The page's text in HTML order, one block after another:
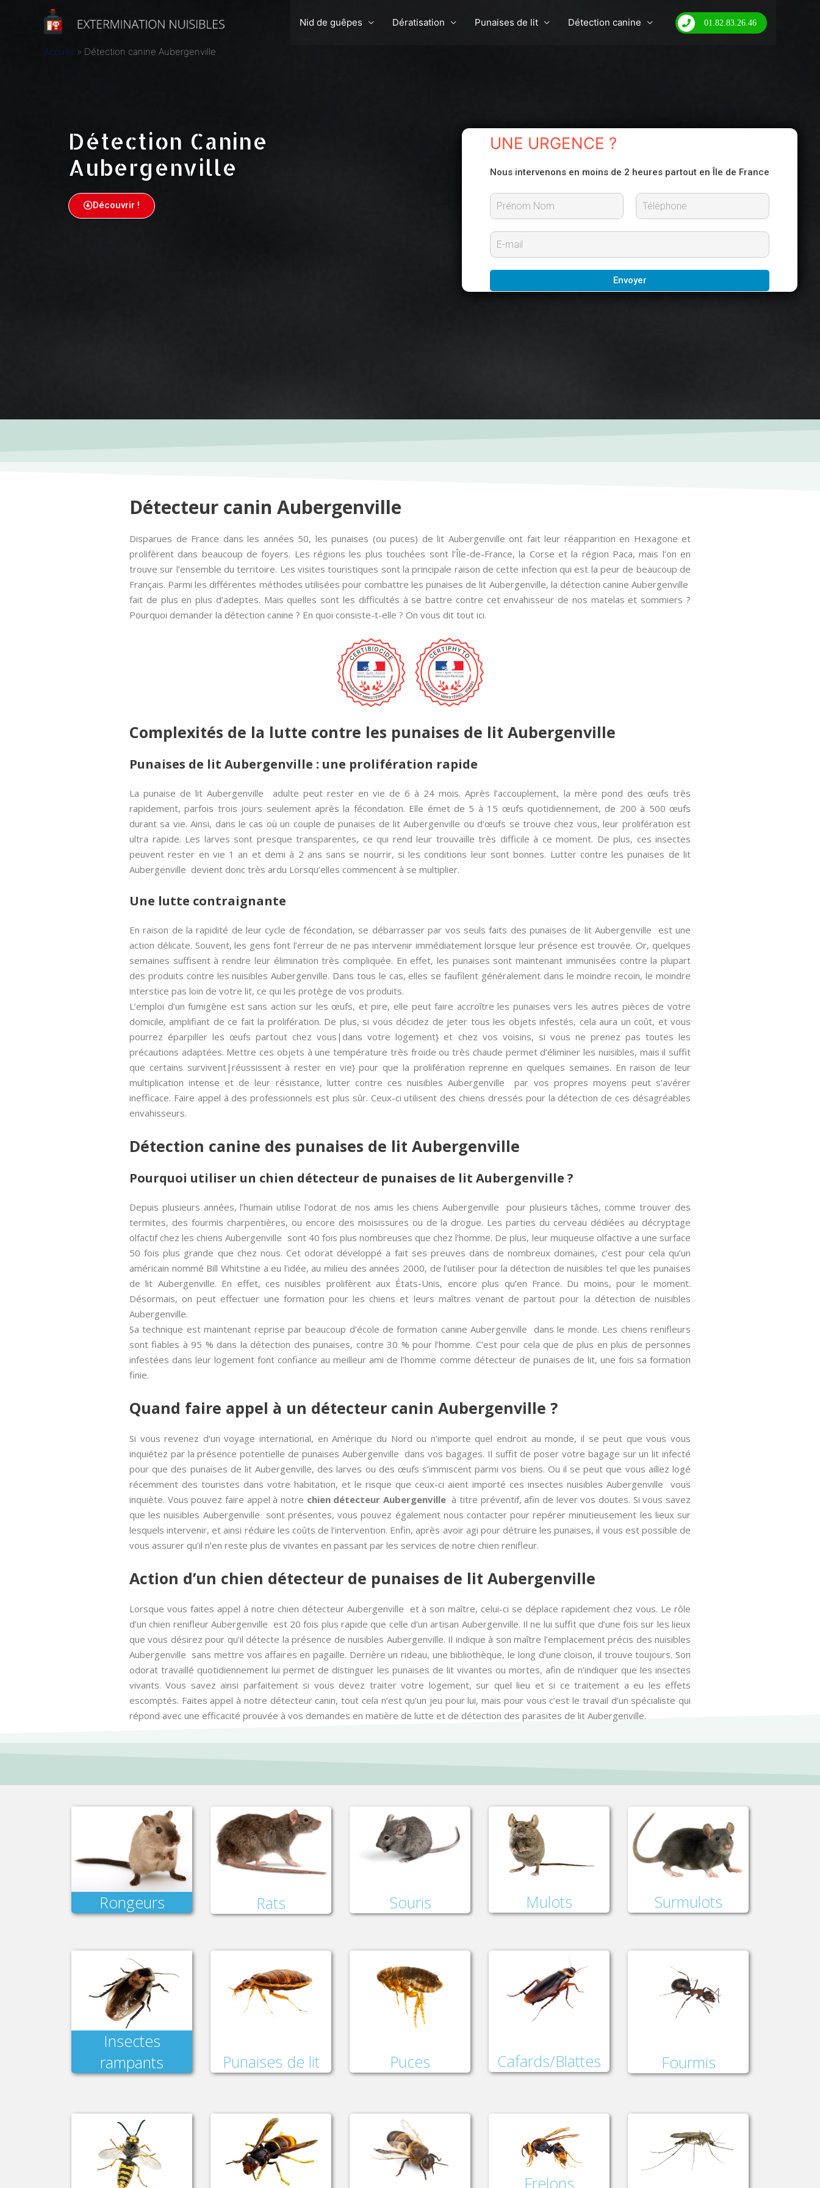
Nid de guêpes Dératisation Punaises de lit Détection canine 01.82.83.26.46
Accueil Détection canine Aubergenville
Détection Canine
Aubergenville
Découvrir !
UNE URGENCE ?
Nous intervenons en moins de 2 heures partout en Île de France
r
n
m
o
E
m
a
Envoyer
Détecteur canin Aubergenville
Disparues de France dans les années 50, les punaises (ou puces) de lit Aubergenville ont fait leur réapparition en Hexagone et
prolifèrent dans beaucoup de foyers. Les régions les plus touchées sont l’Île-de-France, la Corse et la région Paca, mais l’on en
trouve sur l’ensemble du territoire. Les visites touristiques sont la principale raison de cette infection qui est la peur de beaucoup de
Français. Parmi les différentes méthodes utilisées pour combattre les punaises de lit Aubergenville, la détection canine Aubergenville
fait de plus en plus d’adeptes. Mais quelles sont les difficultés à se battre contre cet envahisseur de nos matelas et sommiers ?
Pourquoi demander la détection canine ? En quoi consiste-t-elle ? On vous dit tout ici.
Complexités de la lutte contre les punaises de lit Aubergenville
Punaises de lit Aubergenville : une prolifération rapide
La punaise de lit Aubergenville adulte peut rester en vie de 6 à 24 mois. Après l’accouplement, la mère pond des œufs très
rapidement, parfois trois jours seulement après la fécondation. Elle émet de 5 à 15 œufs quotidiennement, de 200 à 500 œufs
durant sa vie. Ainsi, dans le cas où un couple de punaises de lit Aubergenville ou d’œufs se trouve chez vous, leur prolifération est
ultra rapide. Les larves sont presque transparentes, ce qui rend leur trouvaille très difficile à ce moment. De plus, ces insectes
peuvent rester en vie 1 an et demi à 2 ans sans se nourrir, si les conditions leur sont bonnes. Lutter contre les punaises de lit
Aubergenville devient donc très ardu Lorsqu’elles commencent à se multiplier.
Une lutte contraignante
En raison de la rapidité de leur cycle de fécondation, se débarrasser par vos seuls faits des punaises de lit Aubergenville est une
action délicate. Souvent, les gens font l’erreur de ne pas intervenir immédiatement lorsque leur présence est trouvée. Or, quelques
semaines suffisent à rendre leur élimination très compliquée. En effet, les punaises sont maintenant immunisées contre la plupart
des produits contre les nuisibles Aubergenville. Dans tous le cas, elles se faufilent généralement dans le moindre recoin, le moindre
interstice pas loin de votre lit, ce qui les protège de vos produits.
L’emploi d’un fumigène est sans action sur les œufs, et pire, elle peut faire accroître les punaises vers les autres pièces de votre
domicile, amplifiant de ce fait la prolifération. De plus, si vous décidez de jeter tous les objets infestés, cela aura un coût, et vous
pourrez éparpiller les œufs partout chez vous|dans votre logement} et chez vos voisins, si vous ne prenez pas toutes les
précautions adaptées. Mettre ces objets à une température très froide ou très chaude permet d’éliminer les nuisibles, mais il suffit
que certains survivent|réussissent à rester en vie} pour que la prolifération reprenne en quelques semaines. En raison de leur
multiplication intense et de leur résistance, lutter contre ces nuisibles Aubergenville par vos propres moyens peut s’avérer
inefficace. Faire appel à des professionnels est plus sûr. Ceux-ci utilisent des chiens dressés pour la détection de ces désagréables
envahisseurs.
Détection canine des punaises de lit Aubergenville
Pourquoi utiliser un chien détecteur de punaises de lit Aubergenville ?
Depuis plusieurs années, l’humain utilise l’odorat de nos amis les chiens Aubergenville pour plusieurs tâches, comme trouver des
termites, des fourmis charpentières, ou encore des moisissures ou de la drogue. Les parties du cerveau dédiées au décryptage
olfactif chez les chiens Aubergenville sont 40 fois plus nombreuses que chez l’homme. De plus, leur muqueuse olfactive a une surface
50 fois plus grande que chez nous. Cet odorat développé a fait ses preuves dans de nombreux domaines, c’est pour cela qu’un
américain nommé Bill Whitstine a eu l’idée, au milieu des années 2000, de l’utiliser pour la détection de nuisibles tel que les punaises
de lit Aubergenville. En effet, ces nuisibles prolifèrent aux États-Unis, encore plus qu’en France. Du moins, pour le moment.
Désormais, on peut effectuer une formation pour les chiens et leurs maîtres venant de partout pour la détection de nuisibles
Aubergenville.
Sa technique est maintenant reprise par beaucoup d’école de formation canine Aubergenville dans le monde. Les chiens renifleurs
sont fiables à 95 % dans la détection des punaises, contre 30 % pour l’homme. C’est pour cela que de plus en plus de personnes
infestées dans leur logement font confiance au meilleur ami de l’homme comme détecteur de punaises de lit, une fois sa formation
finie.
Quand faire appel à un détecteur canin Aubergenville ?
Si vous revenez d’un voyage international, en Amérique du Nord ou n’importe quel endroit au monde, il se peut que vous vous
inquiétez par la présence potentielle de punaises Aubergenville dans vos bagages. Il suffit de poser votre bagage sur un lit infecté
pour que des punaises de lit Aubergenville, des larves ou des œufs s’immiscent parmi vos biens. Ou il se peut que vous aillez logé
récemment des touristes dans votre habitation, et le risque que ceux-ci aient importé ces insectes nuisibles Aubergenville vous
inquiète. Vous pouvez faire appel à notre chien détecteur Aubergenville à titre préventif, afin de lever vos doutes. Si vous savez
que les nuisibles Aubergenville sont présentes, vous pouvez également nous contacter pour repérer minutieusement les lieux sur
lesquels intervenir, et ainsi réduire les coûts de l’intervention. Enfin, après avoir agi pour détruire les punaises, il vous est possible de
vous assurer qu’il n’en reste plus de vivantes en passant par les services de notre chien renifleur.
Action d’un chien détecteur de punaises de lit Aubergenville
Lorsque vous faites appel à notre chien détecteur Aubergenville et à son maître, celui-ci se déplace rapidement chez vous. Le rôle
d’un chien renifleur Aubergenville est 20 fois plus rapide que celle d’un artisan Aubergenville. Il ne lui suffit que d’une fois sur les lieux
que vous désirez pour qu’il détecte la présence de nuisibles Aubergenville. Il indique à son maître l’emplacement précis des nuisibles
Aubergenville sans mettre vos affaires en pagaille. Derrière un rideau, une bibliothèque, le long d’une cloison, il trouve toujours. Son
odorat travaillé quotidiennement lui permet de distinguer les punaises de lit vivantes ou mortes, afin de n’indiquer que les insectes
vivants. Vous savez ainsi parfaitement si vous devez traiter votre logement, sur quel lieu et si ce traitement a eu les effets
escomptés. Faites appel à notre détecteur canin, tout cela n’est qu’un jeu pour lui, mais pour vous c’est le travail d’un spécialiste qui
répond avec une efficacité prouvée à vos demandes en matière de lutte et de détection des parasites de lit Aubergenville.
Rongeurs Rats Souris Mulots Surmulots
Insectes
rampants
Punaises de lit Puces Cafards/Blattes Fourmis
Frelons